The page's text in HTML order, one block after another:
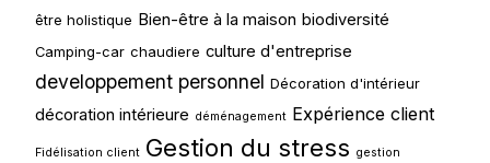
être holistique Bien-être à la maison biodiversité
Camping-car chaudiere culture d'entreprise
developpement personnel Décoration d'intérieur
décoration intérieure déménagement Expérience client
Fidélisation client Gestion du stress gestion